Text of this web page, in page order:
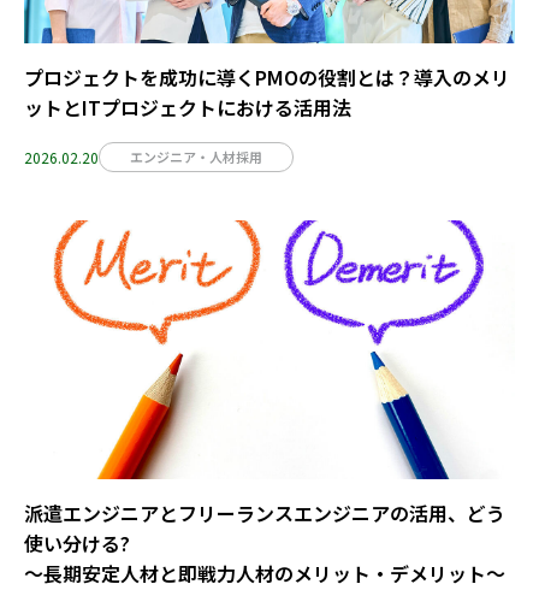
プロジェクトを成功に導くPMOの役割とは？導入のメリ
ットとITプロジェクトにおける活用法
2026.02.20 エンジニア・人材採用
派遣エンジニアとフリーランスエンジニアの活用、どう
使い分ける?
～長期安定人材と即戦力人材のメリット・デメリット～